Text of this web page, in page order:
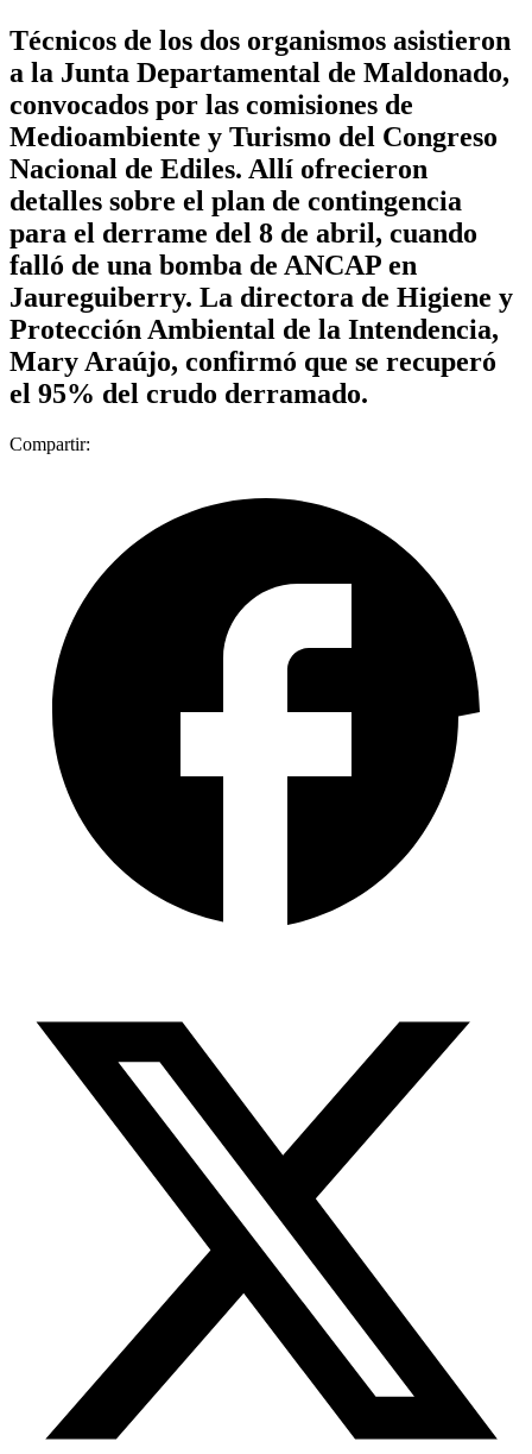
Técnicos de los dos organismos asistieron
a la Junta Departamental de Maldonado,
convocados por las comisiones de
Medioambiente y Turismo del Congreso
Nacional de Ediles. Allí ofrecieron
detalles sobre el plan de contingencia
para el derrame del 8 de abril, cuando
falló de una bomba de ANCAP en
Jaureguiberry. La directora de Higiene y
Protección Ambiental de la Intendencia,
Mary Araújo, confirmó que se recuperó
el 95% del crudo derramado.
Compartir: